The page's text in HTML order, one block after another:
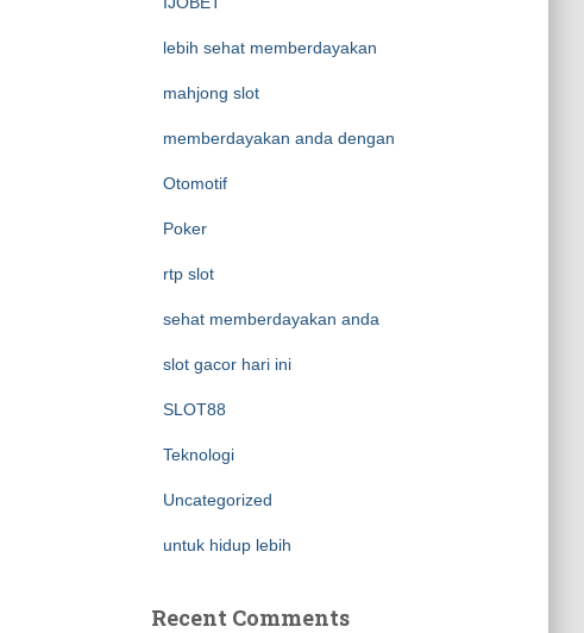
lebih sehat memberdayakan
mahjong slot
memberdayakan anda dengan
Otomotif
Poker
rtp slot
sehat memberdayakan anda
slot gacor hari ini
SLOT88
Teknologi
Uncategorized
untuk hidup lebih
Recent Comments